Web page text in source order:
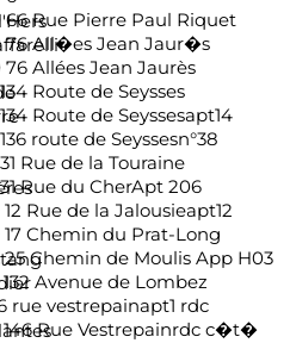
66 Rue Pierre Paul Riquet
76 All�es Jean Jaur�s
76 Allées Jean Jaurès
Route de Seysses
Route de Seyssesapt14
route de Seyssesn°38
Rue de la Touraine
Rue du CherApt 206
Rue de la Jalousieapt12
17 Chemin du Prat-Long
25 Chemin de Moulis App H03
132 Avenue de Lombez
rue vestrepainapt1 rdc
146 Rue Vestrepainrdc c�t�